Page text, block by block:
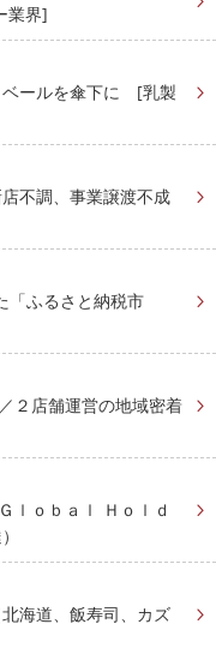
業界]
ベールを傘下に [乳製
不調、事業譲渡不成
「ふるさと納税市
２店舗運営の地域密着
ｌｏｂａｌ Ｈｏｌｄ
海道、飯寿司、カズ